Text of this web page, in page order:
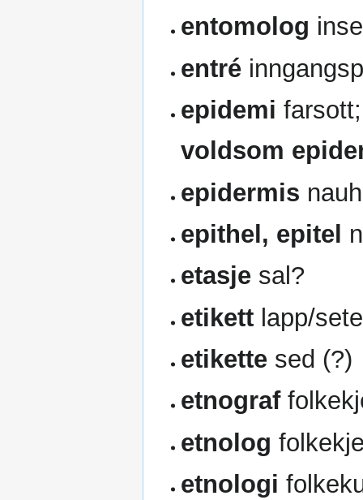
entomolog
entré
epidemi
voldsom
epidermis
epithel, epitel
etasje sal?
etikett lapp/
etikette sed (?)
etnograf
etnolog
etnologi